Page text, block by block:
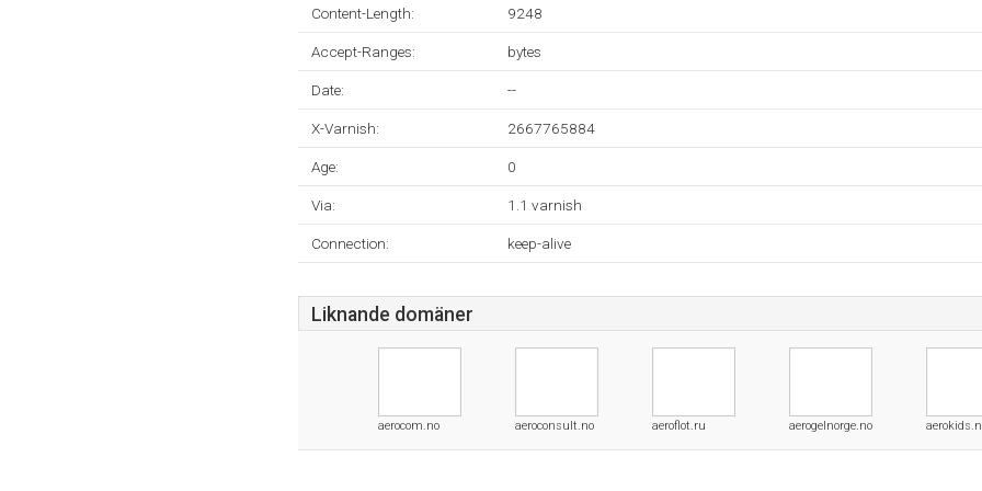
Content-Length: 9248
Accept-Ranges: bytes
Date: --
X-Varnish: 2667765884
Age: 0
Via: 1.1 varnish
Connection: keep-alive
Liknande domäner
aerocom.no aeroconsult.no aeroflot.ru aerogelnorge.no